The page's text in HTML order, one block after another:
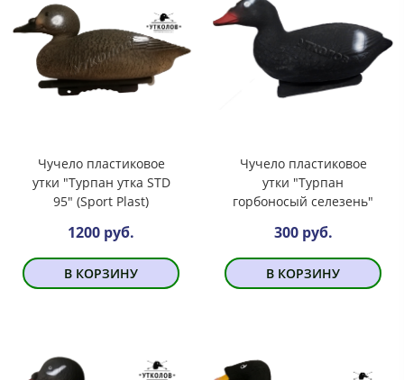
Чучело пластиковое
утки "Турпан утка SТD
95" (Sport Plast)
1200 руб.
В КОРЗИНУ
Чучело пластиковое
утки "Турпан
горбоносый селезень"
300 руб.
В КОРЗИНУ